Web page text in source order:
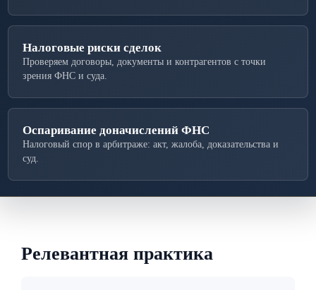
Налоговые риски сделок
Проверяем договоры, документы и контрагентов с точки
зрения ФНС и суда.
Оспаривание доначислений ФНС
Налоговый спор в арбитраже: акт, жалоба, доказательства и
суд.
Релевантная практика